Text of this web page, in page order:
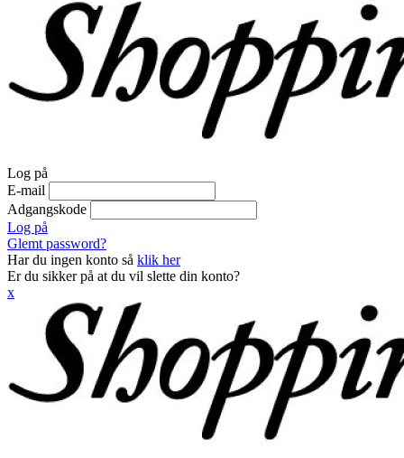
Log på
E-mail
Adgangskode
Log på
Glemt password?
Har du ingen konto så klik her
Er du sikker på at du vil slette din konto?
x